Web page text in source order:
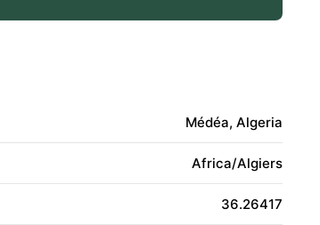
Médéa, Algeria
Africa/Algiers
36.26417